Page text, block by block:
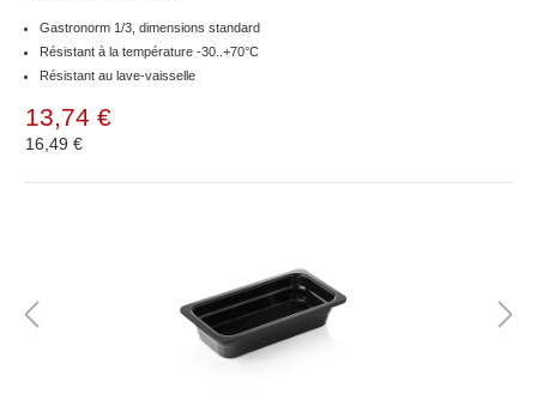
Gastronorm 1/3, dimensions standard
Résistant à la température -30..+70°C
Résistant au lave-vaisselle
13,74 €
16,49 €